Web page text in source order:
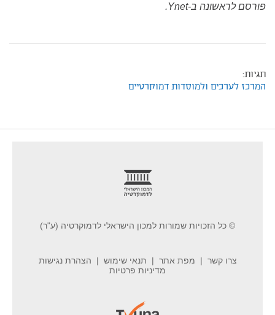
פורסם לראשונה ב-Ynet.
תגיות:
המרכז לערכים ולמוסדות דמוקרטיים
© כל הזכויות שמורות למכון הישראלי לדמוקרטיה (ע"ר)
צרו קשר מפת אתר תנאי שימוש
הצהרת נגישות
מדיניות פרטיות